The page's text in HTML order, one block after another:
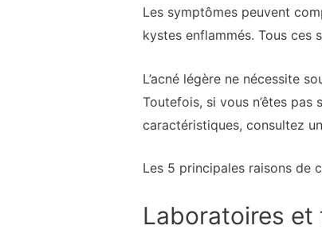
Les symptômes peuvent
kystes enflammés. Tous ces
L’acné légère ne nécessite
Toutefois, si vous n’êtes
caractéristiques, consultez
Les 5 principales raisons de
Laboratoires et